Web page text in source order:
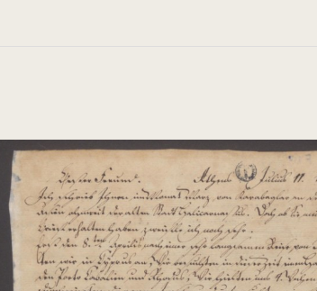
Universität Bergakademie Freiberg
VI (F) S. 99-102
von Asien unweit [...]“